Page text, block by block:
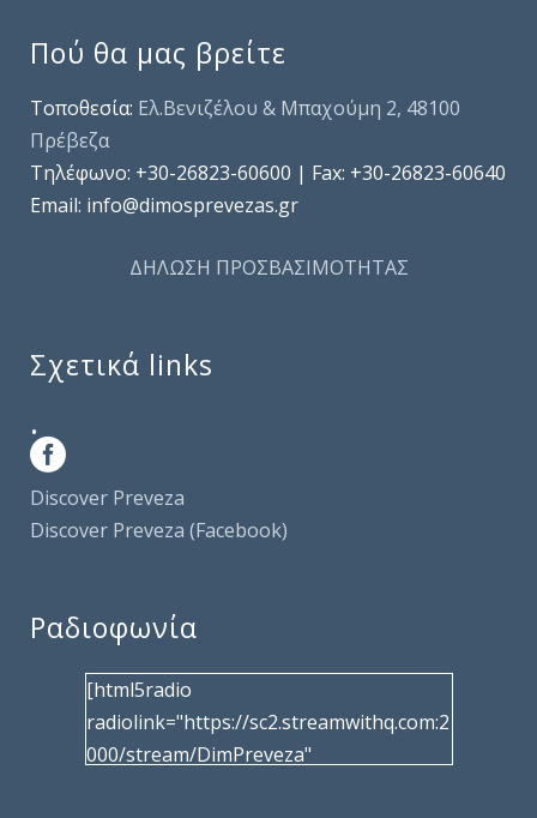
Πού θα μας βρείτε
Τοποθεσία: Ελ.Βενιζέλου & Μπαχούμη 2, 48100
Πρέβεζα
Τηλέφωνo: +30-26823-60600 | Fax: +30-26823-60640
Email: info@dimosprevezas.gr
ΔΗΛΩΣΗ ΠΡΟΣΒΑΣΙΜΟΤΗΤΑΣ
Σχετικά links
.
Discover Preveza
Discover Preveza (Facebook)
Ραδιοφωνία
[html5radio
radiolink="https://sc2.streamwithq.com:2
000/stream/DimPreveza"